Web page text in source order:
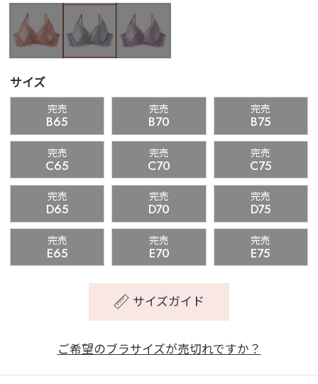
サイズ
完売
B65
完売
B70
完売
B75
完売
C65
完売
C70
完売
C75
完売
D65
完売
D70
完売
D75
完売
E65
完売
E70
完売
E75
サイズガイド
ご希望のブラサイズが売切れですか？